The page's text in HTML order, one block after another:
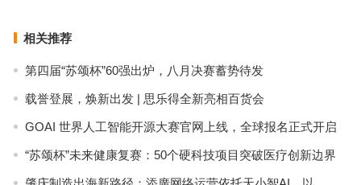
相关推荐
第四届“苏颂杯”60强出炉，八月决赛蓄势待发
载誉登展，焕新出发 | 思乐得全新亮相百货会
GOAI 世界人工智能开源大赛官网上线，全球报名正式开启
“苏颂杯”未来健康复赛：50个硬科技项目突破医疗创新边界